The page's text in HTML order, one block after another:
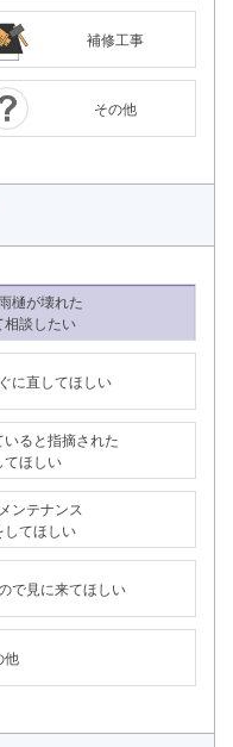
補修工事
その他
樋が壊れた
談したい
に直してほしい
ると指摘された
てほしい
ンテナンス
してほしい
で見に来てほしい
他